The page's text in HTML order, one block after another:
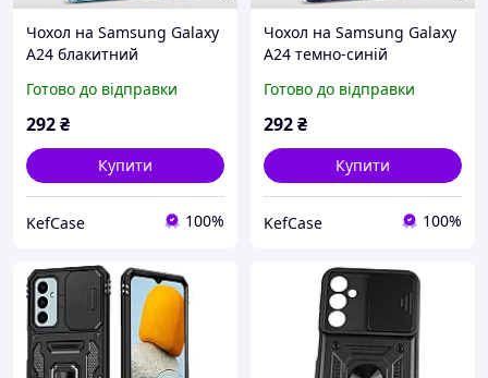
Чохол на Samsung Galaxy
A24 блакитний
підставкою та захистом
камери для Самсунг
Готово до відправки
292₴
Купити
KefCase 100%
Чохол на Samsung Galaxy
A24 темно-синій
підставкою та захистом
камери для Самсунг
Готово до відправки
292₴
Купити
KefCase 100%